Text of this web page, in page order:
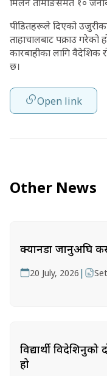
पीडितहरूले दिएको
ताहाचालबाट पक्राउ
कारबाहीका लागि वैदेशिक
छ।
Open link
Other News
क्यानडा जानुअघि
20 July, 2026 |
विद्यार्थी
हो